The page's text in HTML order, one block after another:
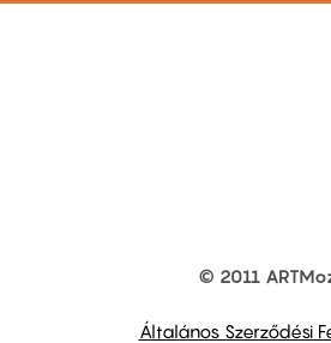
© 2011
Általános Szerződési